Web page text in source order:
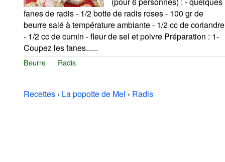
fanes de radis - 1/2 botte de radis roses - 100 gr de
beurre salé à température ambiante - 1/2 cc de coriandre
- 1/2 cc de cumin - fleur de sel et poivre Préparation : 1-
Coupez les fanes......
Beurre Radis
Recettes › La popotte de Mel › Radis